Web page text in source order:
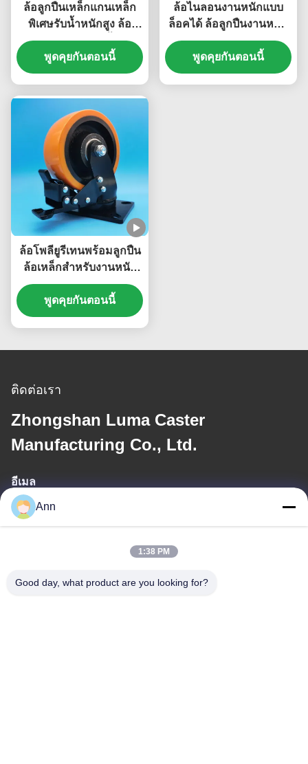
ล้อลูกปืนเหล็กแกนเหล็ก
พิเศษรับน้ำหนักสูง ล้อ
เหล็กแผ่นเดี่ยว 5 นิ้ว ล้อ
หมุนล็อคได้ ล้อเคลื่อนย้าย
เฟอร์นิเจอร์หนัก
พูดคุยกันตอนนี้
ล้อไนลอนงานหนักแบบ
ล็อคได้ ล้อลูกปืนงานหนัก
พิเศษ ล้อเบรกเหล็กเดี่ยว
ล้อ 8 นิ้ว สายการผลิต
พูดคุยกันตอนนี้
ล้อโพลียูรีเทนพร้อมลูกปืน
ล้อเหล็กสำหรับงานหนัก
พิเศษ ขนาดใหญ่ ล้อเดี่ยว
6 นิ้ว ล้อติดแผ่น ล้อ
เคลื่อนที่
พูดคุยกันตอนนี้
ติดต่อเรา
Zhongshan Luma Caster
Manufacturing Co., Ltd.
อีเมล
ann@industrialwheelcasters.com
ที่อยู่
Ann
1:38 PM
Good day, what product are you looking for?